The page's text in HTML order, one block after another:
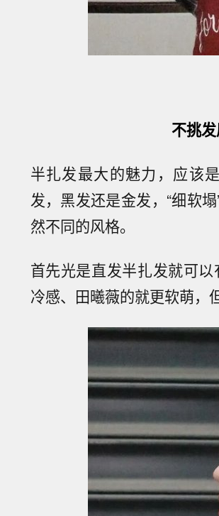
不挑
半扎发最大的魅力，应该
发，黑发还是金发，“细软
然不同的风格。
首先光是直发半扎发就可
冷感、田曦薇的就更软萌，